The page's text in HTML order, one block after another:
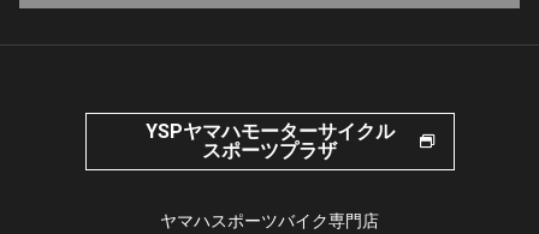
YSPヤマハモーターサイクル
スポーツプラザ
ヤマハスポーツバイク専門店